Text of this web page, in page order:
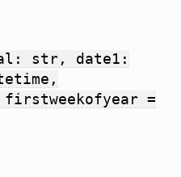
str, date1:
=